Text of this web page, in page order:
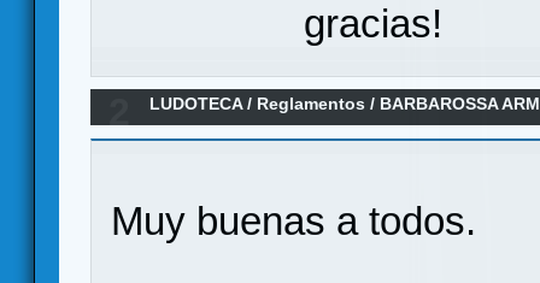
gracias!
LUDOTECA/ Reglamentos / BARBAROSSA
Muy buenas a todos.